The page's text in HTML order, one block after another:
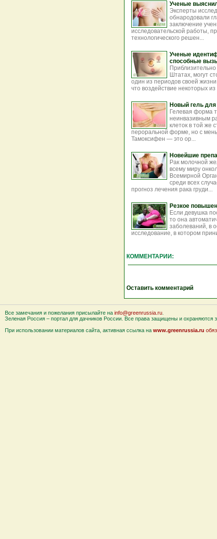
Ученые
Эксперты
обнародовали
заключение
исследовательской работы,
технологического решен...
Ученые
способные
Штатах, могут
один из периодов своей
что воздействие некоторых
Новый гель для
Гелевая форма
неинвазивным
клеток в той же
пероральной форме, но с
Тамоксифен — это ор...
Новейшие
Рак молочной
всему миру
Всемирной
среди всех
прогноз лечения рака груди...
Резкое
Если девушка
то она
заболеваний, в
исследование, в котором
КОММЕНТАРИИ:
Оставить комментарий
Все замечания и пожелания присылайте на info@greenrussia.ru
Зеленая Россия – портал для дачников России. Все права защищены и охраняются
При использовании материалов сайта, активная ссылка на www.greenrussia.ru